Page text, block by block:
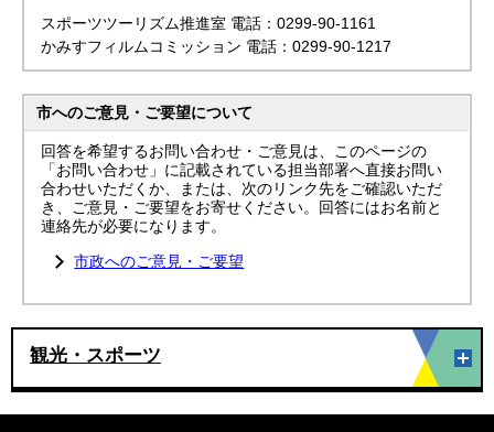
スポーツツーリズム推進室 電話：0299-90-1161
かみすフィルムコミッション 電話：0299-90-1217
市へのご意見・ご要望について
回答を希望するお問い合わせ・ご意見は、このページの
「お問い合わせ」に記載されている担当部署へ直接お問い
合わせいただくか、または、次のリンク先をご確認いただ
き、ご意見・ご要望をお寄せください。回答にはお名前と
連絡先が必要になります。
市政へのご意見・ご要望
観光・スポーツ